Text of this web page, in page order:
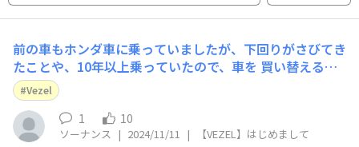
前の車もホンダ車に乗っていましたが、下回りがさびてき
たことや、10年以上乗っていたので、車を 買い替えるこ
とにしました。 ディーラーさんからいろいろとお話を聞
いて、ヴェゼルにすることに決めました。 中古だったの
で、納車までは一ヶ月程で自分の元へやってきました。
車体も大きくとても乗りやすい車で購入し
Vezel
1 10
ソーナンス | 2024/11/11 | 【VEZEL】はじめまして